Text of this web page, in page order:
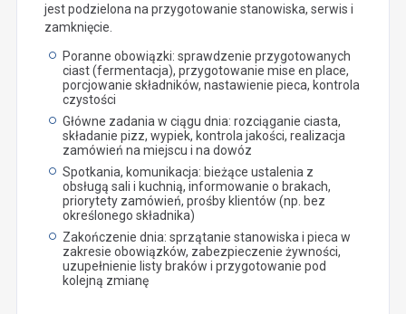
jest podzielona na przygotowanie stanowiska, serwis i
zamknięcie.
Poranne obowiązki: sprawdzenie przygotowanych
ciast (fermentacja), przygotowanie mise en place,
porcjowanie składników, nastawienie pieca, kontrola
czystości
Główne zadania w ciągu dnia: rozciąganie ciasta,
składanie pizz, wypiek, kontrola jakości, realizacja
zamówień na miejscu i na dowóz
Spotkania, komunikacja: bieżące ustalenia z
obsługą sali i kuchnią, informowanie o brakach,
priorytety zamówień, prośby klientów (np. bez
określonego składnika)
Zakończenie dnia: sprzątanie stanowiska i pieca w
zakresie obowiązków, zabezpieczenie żywności,
uzupełnienie listy braków i przygotowanie pod
kolejną zmianę